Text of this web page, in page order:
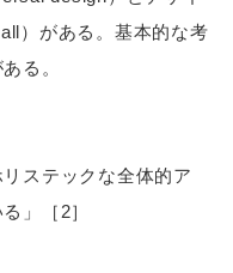
）がある。基本的な考
る。
ステックな全体的ア
」［2］